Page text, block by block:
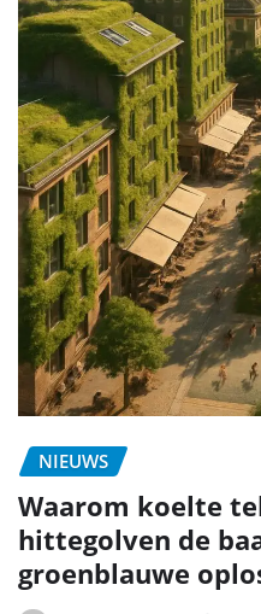
NIEUWS
Waarom koelte
hittegolven de
groenblauwe